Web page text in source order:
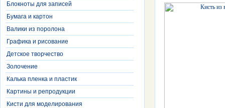
Блокноты для записей
Бумага и картон
Валики из поролона
Графика и рисование
Детское творчество
Золочение
Калька пленка и пластик
Картины и репродукции
Кисти для моделирования